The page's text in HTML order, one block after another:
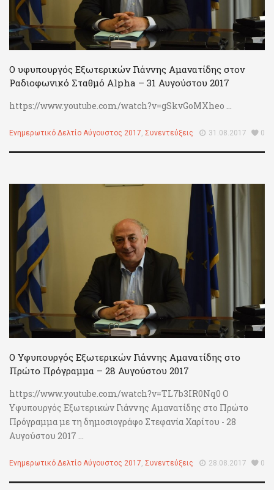
Ο υφυπουργός Εξωτερικών Γιάννης Αμανατίδης στον
Ραδιοφωνικό Σταθμό Alpha – 31 Αυγούστου 2017
https://www.youtube.com/watch?v=gSkvGoMXheo ...
Ενημερωτικό Δελτίο Αύγουστος 2017, Συνεντεύξεις 31.08.2017 0
Ο Υφυπουργός Εξωτερικών Γιάννης Αμανατίδης στο
Πρώτο Πρόγραμμα – 28 Αυγούστου 2017
https://www.youtube.com/watch?v=TL7b3IR0Nq0 Ο
Υφυπουργός Εξωτερικών Γιάννης Αμανατίδης στο Πρώτο
Πρόγραμμα με τη δημοσιογράφο Στεφανία Χαρίτου - 28
Αυγούστου 2017 ...
Ενημερωτικό Δελτίο Αύγουστος 2017, Συνεντεύξεις 28.08.2017 0